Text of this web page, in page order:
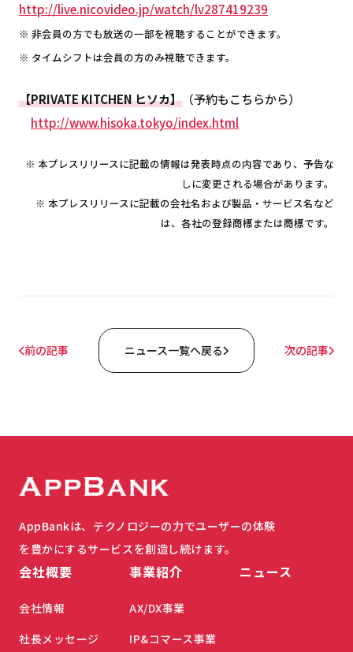
http://live.nicovideo.jp/watch/lv287419239
※ 非会員の方でも放送の一部を視聴することができます。
※ タイムシフトは会員の方のみ視聴できます。
【PRIVATE KITCHEN ヒソカ】 （予約もこちらから）
http://www.hisoka.tokyo/index.html
※ 本プレスリリースに記載の情報は発表時点の内容であり、予告な
しに変更される場合があります。
※ 本プレスリリースに記載の会社名および製品・サービス名など
は、各社の登録商標または商標です。
前の記事 ニュース一覧へ戻る 次の記事
AppBankは、テクノロジーの力でユーザーの体験
を豊かにするサービスを創造し続けます。
会社概要
会社情報
社長メッセージ
事業紹介
AX/DX事業
IP&コマース事業
ニュース